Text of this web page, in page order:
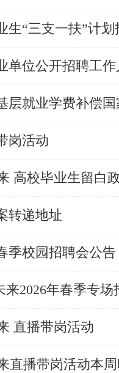
生“三支一扶”计
单位公开招聘工
层就业学费补偿
岗活动
高校毕业生留白
转递地址
季校园招聘会公告
来2026年春季专场
直播带岗活动
直播带岗活动本